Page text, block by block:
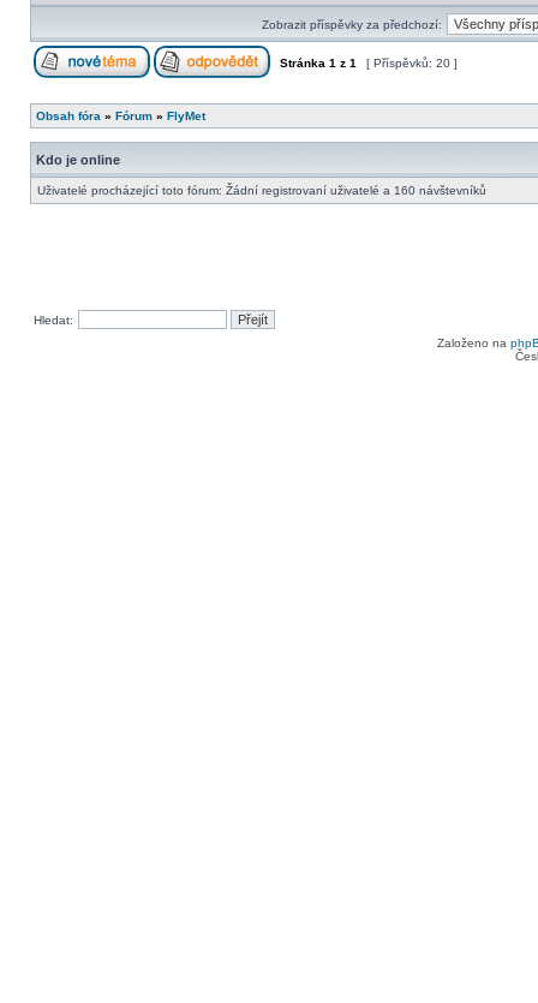
Zobrazit příspěvky za předchozí:
Stránka 1 z 1 [ Příspěvků: 20 ]
Obsah fóra » Fórum » FlyMet
Kdo je online
Uživatelé procházející toto fórum: Žádní registrovaní uživatelé a 160 návštevníků
Hledat:
Založeno na